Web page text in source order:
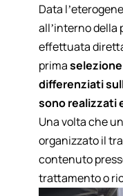
Data
all’interno della
effettuata
prima
differenziati
sono realizzati
Una volta che
organizzato il
contenuto
trattamento o